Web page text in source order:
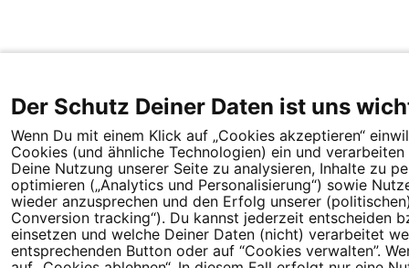
Der Schutz Deiner Daten ist uns
Wenn Du mit einem Klick auf „Cookies akzeptieren“
Cookies (und ähnliche Technologien) ein und
Deine Nutzung unserer Seite zu analysieren, Inhalte zu
optimieren („Analytics und Personalisierung“) sowie
wieder anzusprechen und den Erfolg unserer
Conversion tracking“). Du kannst jederzeit entscheiden
einsetzen und welche Deiner Daten (nicht) verarbeitet
entsprechenden Button oder auf “Cookies verwalten”.